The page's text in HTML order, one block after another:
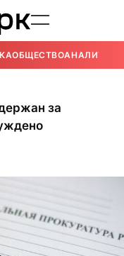
ОБЩЕСТВОАНАЛИТИКА
за